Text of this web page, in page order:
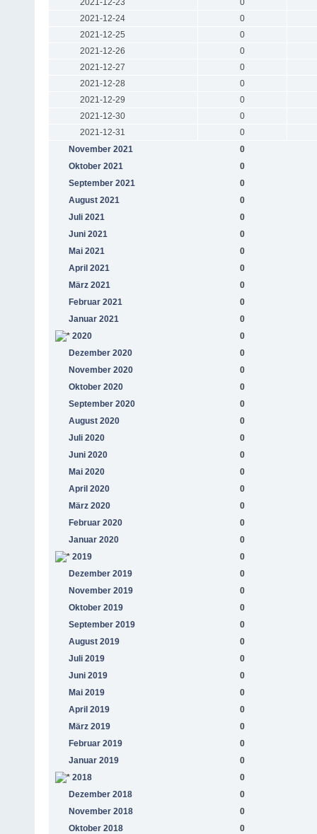
2021-12-23
0
2021-12-24
0
2021-12-25
0
2021-12-26
0
2021-12-27
0
2021-12-28
0
2021-12-29
0
2021-12-30
0
2021-12-31
0
November 2021
0
Oktober 2021
0
September 2021
0
August 2021
0
Juli 2021
0
Juni 2021
0
Mai 2021
0
April 2021
0
März 2021
0
Februar 2021
0
Januar 2021
0
2020
0
Dezember 2020
0
November 2020
0
Oktober 2020
0
September 2020
0
August 2020
0
Juli 2020
0
Juni 2020
0
Mai 2020
0
April 2020
0
März 2020
0
Februar 2020
0
Januar 2020
0
2019
0
Dezember 2019
0
November 2019
0
Oktober 2019
0
September 2019
0
August 2019
0
Juli 2019
0
Juni 2019
0
Mai 2019
0
April 2019
0
März 2019
0
Februar 2019
0
Januar 2019
0
2018
0
Dezember 2018
0
November 2018
0
Oktober 2018
0